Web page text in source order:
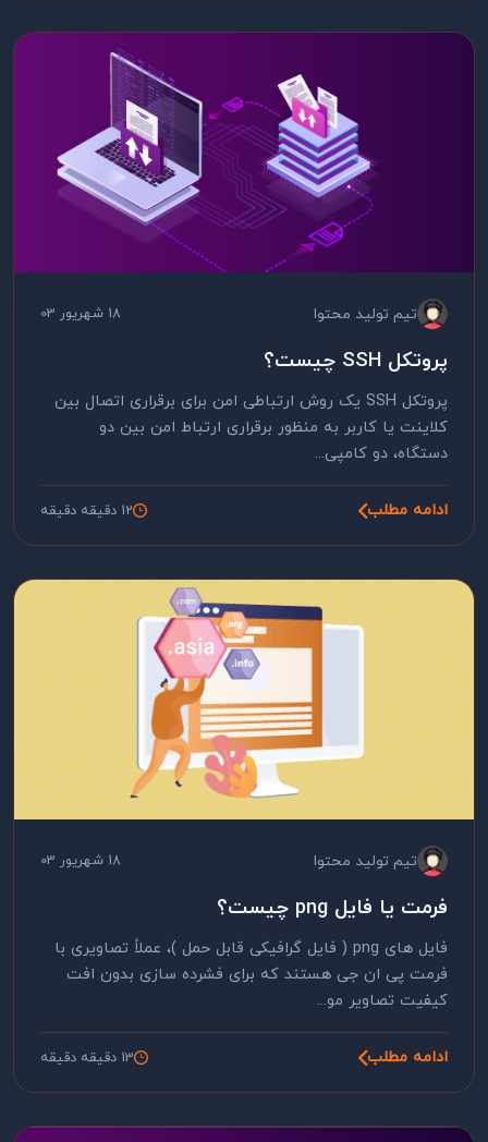
تیم تولید محتوا 18 شهریور 03
پروتکل SSH چیست؟
پروتکل SSH یک روش ارتباطی امن برای برقراری اتصال بین
کلاینت یا کاربر به منظور برقراری ارتباط امن بین دو
دستگاه، دو کامپی...
ادامه مطلب 12 دقیقه دقیقه
تیم تولید محتوا 18 شهریور 03
فرمت یا فایل png چیست؟
فایل های png ( فایل گرافیکی قابل حمل )، عملاً تصاویری با
فرمت پی ان جی هستند که برای فشرده سازی بدون افت
کیفیت تصاویر مو...
ادامه مطلب 13 دقیقه دقیقه